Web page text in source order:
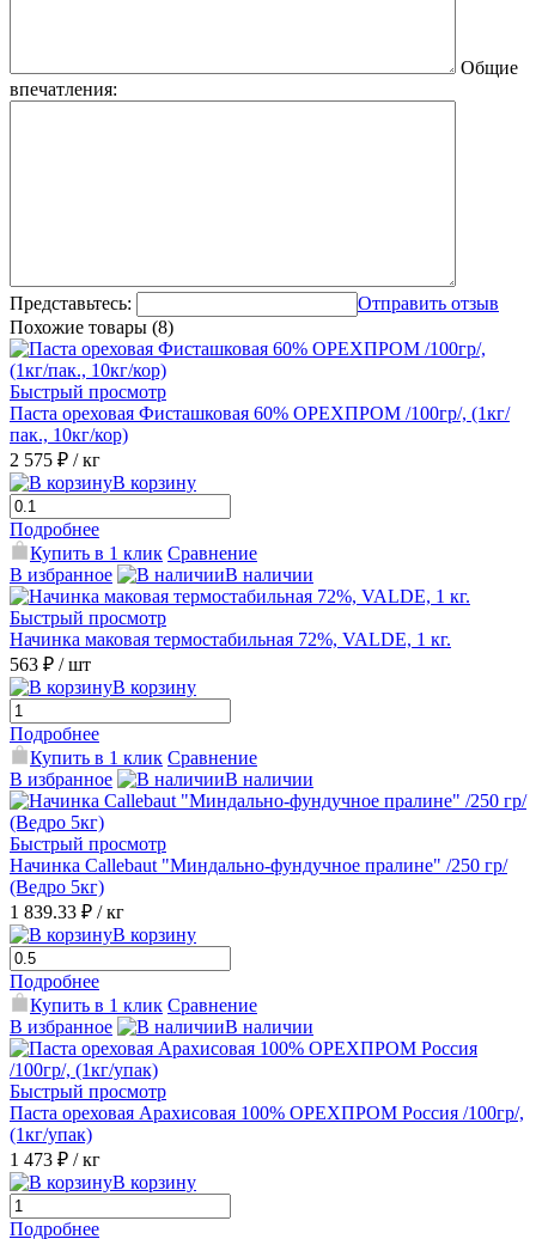
Общие
впечатления:
Представьтесь:
Отправить отзыв
Похожие товары (8)
Быстрый просмотр
Паста ореховая Фисташковая 60% ОРЕХПРОМ /100гр/, (1кг/
пак., 10кг/кор)
2 575 ₽ / кг
В корзину
Подробнее
Купить в 1 клик Сравнение
В избранное
В наличии
Быстрый просмотр
Начинка маковая термостабильная 72%, VALDE, 1 кг.
563 ₽ / шт
В корзину
Подробнее
Купить в 1 клик Сравнение
В избранное
В наличии
Быстрый просмотр
Начинка Callebaut "Миндально-фундучное пралине" /250 гр/
(Ведро 5кг)
1 839.33 ₽ / кг
В корзину
Подробнее
Купить в 1 клик Сравнение
В избранное
В наличии
Быстрый просмотр
Паста ореховая Арахисовая 100% ОРЕХПРОМ Россия /100гр/,
(1кг/упак)
1 473 ₽ / кг
В корзину
Подробнее